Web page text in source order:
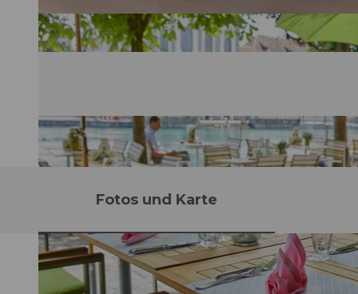
Fotos und Karte